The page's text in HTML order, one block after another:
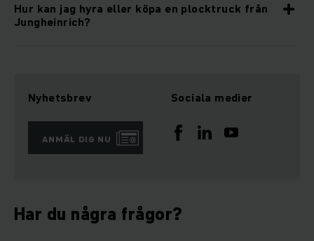
Hur kan jag hyra eller köpa en plocktruck från
Jungheinrich?
Nyhetsbrev
ANMÄL DIG NU
Sociala medier
Har du några frågor?